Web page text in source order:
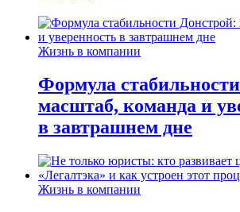
Жизнь в компании
Формула
масштаб, команда и
в завтрашнем дне
Жизнь в компании